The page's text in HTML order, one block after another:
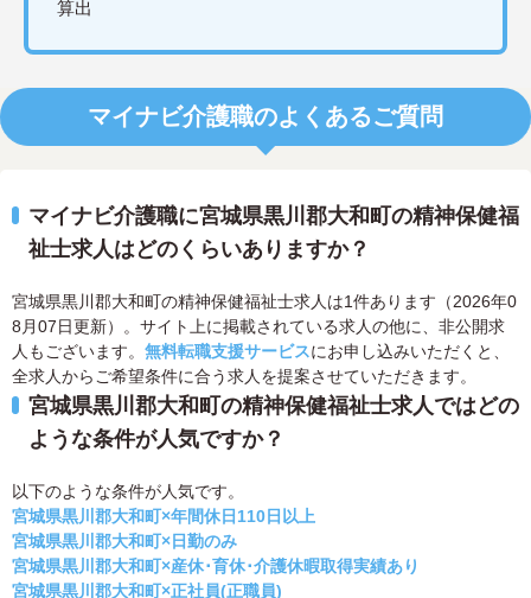
算出
マイナビ介護職のよくあるご質問
マイナビ介護職に宮城県黒川郡大和町の精神保健福
祉士求人はどのくらいありますか？
宮城県黒川郡大和町の精神保健福祉士求人は1件あります（2026年0
8月07日更新）。サイト上に掲載されている求人の他に、非公開求
人もございます。 無料転職支援サービスにお申し込みいただくと、
全求人からご希望条件に合う求人を提案させていただきます。
宮城県黒川郡大和町の精神保健福祉士求人ではどの
ような条件が人気ですか？
以下のような条件が人気です。
宮城県黒川郡大和町×年間休日110日以上
宮城県黒川郡大和町×日勤のみ
宮城県黒川郡大和町×産休･育休･介護休暇取得実績あり
宮城県黒川郡大和町×正社員(正職員)